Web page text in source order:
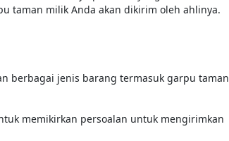
taman milik Anda akan dikirim oleh ahlinya.
berbagai jenis barang termasuk garpu taman
memikirkan persoalan untuk mengirimkan